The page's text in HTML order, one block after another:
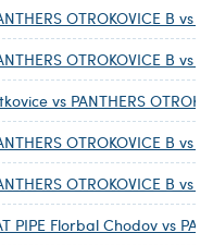
OTROKOVICE B vs
OTROKOVICE B vs
vs PANTHERS
OTROKOVICE B vs
OTROKOVICE B vs
PIPE Florbal Chodov vs